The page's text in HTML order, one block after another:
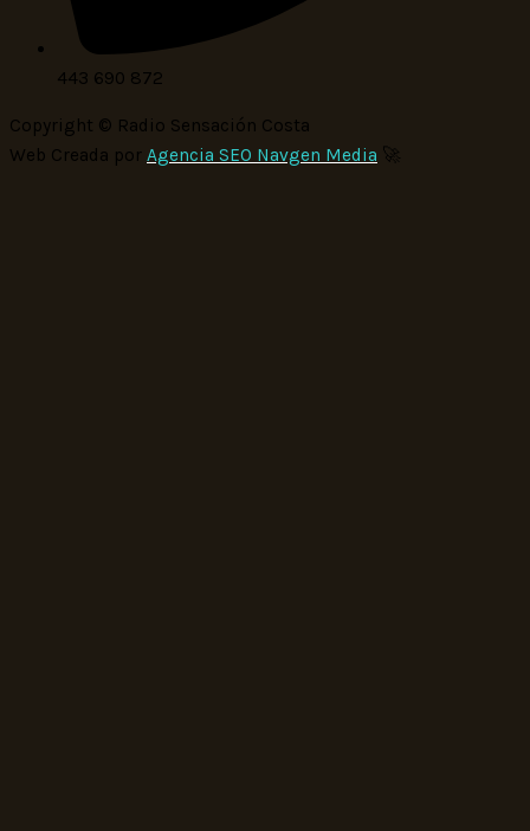
443 690 872
Copyright © Radio Sensación Costa
Web Creada por Agencia SEO Navgen Media 🚀